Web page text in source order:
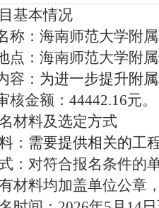
基本情况
称：海南师范大学附
点：海南师范大学附
容： 为进一步提升附
核金额：44442.16元。
材料及选定方式
： 需要提供相关的工
：对符合报名条件的
材料均加盖单位公章